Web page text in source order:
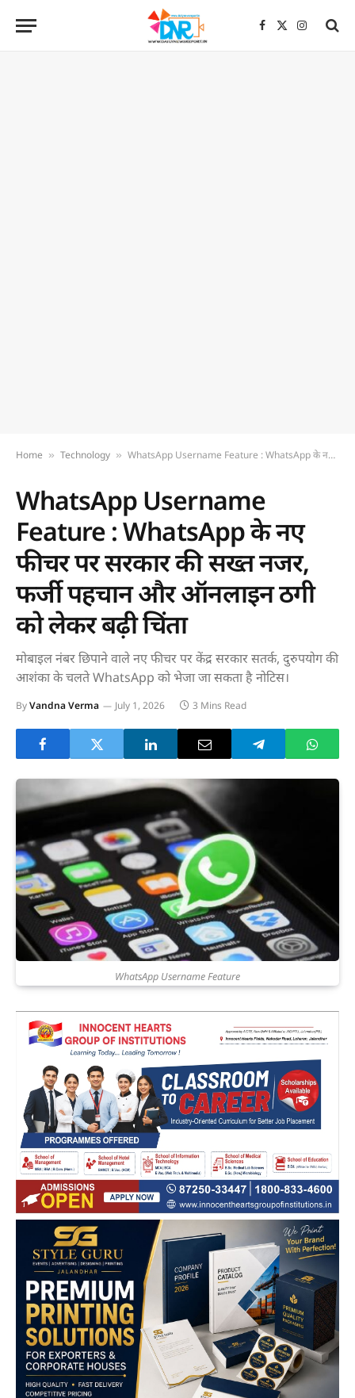
Facebook
X
Home » Technology » WhatsApp Username Feature : WhatsApp के नए फीचर पर सरकार की सख्त नजर, फर्जी पहचान और ऑनलाइन ठगी को लेकर बढ़ी चिंता
WhatsApp Username
Feature : WhatsApp के नए
फीचर पर सरकार की सख्त नजर,
फर्जी पहचान और ऑनलाइन ठगी
को लेकर बढ़ी चिंता
मोबाइल नंबर छिपाने वाले नए फीचर पर केंद्र सरकार सतर्क, दुरुपयोग की
आशंका के चलते WhatsApp को भेजा जा सकता है नोटिस।
ByVandna Verma July 1, 2026 3 Mins Read
WhatsApp Username Feature